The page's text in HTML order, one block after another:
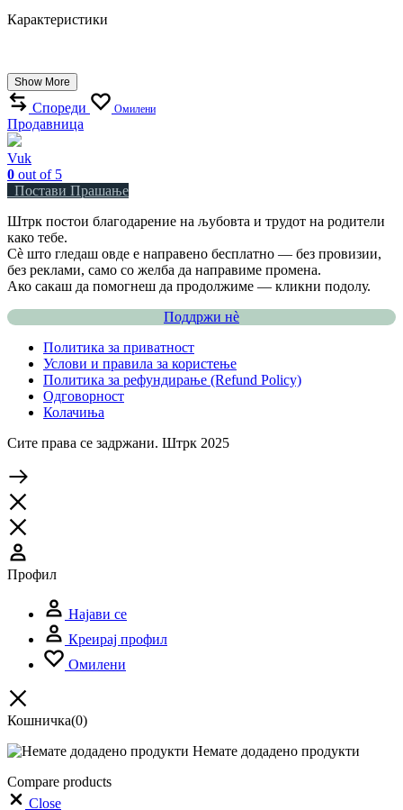
Карактеристики
Show More
Спореди Омилени
Продавница
Vuk
0 out of 5
Постави Прашање
Штрк постои благодарение на љубовта и трудот на родители
како тебе.
Сè што гледаш овде е направено бесплатно — без провизии,
без реклами, само со желба да направиме промена.
Ако сакаш да помогнеш да продолжиме — кликни подолу.
Поддржи нѐ
Политика за приватност
Услови и правила за користење
Политика за рефундирање (Refund Policy)
Одговорност
Колачиња
Сите права се задржани. Штрк 2025
Профил
Најави се
Креирај профил
Омилени
Кошничка(0)
Немате додадено продукти
Compare products
Close